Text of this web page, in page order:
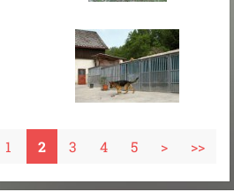
1 2 3 4 5 > >>